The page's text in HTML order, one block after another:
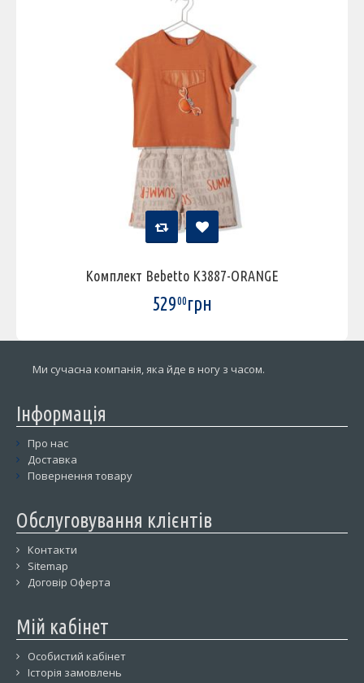
Комплект Bebetto K3887-ORANGE
52900грн
Ми сучасна компанія, яка йде в ногу з часом.
Інформація
Про нас
Доставка
Повернення товару
Обслуговування клієнтів
Контакти
Sitemap
Договір Оферта
Мій кабінет
Особистий кабінет
Історія замовлень